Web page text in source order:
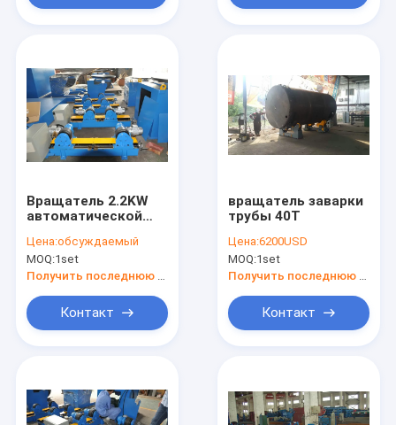
Продукты
Вращатель 2.2KW
автоматической
с ручной тележкой
перемещения
Цена:обсуждаемый
MOQ:1set
Получить последнюю цену
Контакт
вращатель заварки
трубы 40T
Цена:6200USD
MOQ:1set
Получить последнюю цену
Контакт